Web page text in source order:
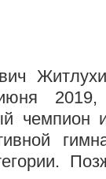
2019,
чемпион